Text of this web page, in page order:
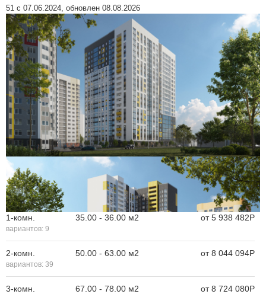
51 с 07.06.2024, обновлен 08.08.2026
1-комн.
вариантов: 9
35.00 - 36.00 м2 от5 938 482Р
2-комн.
вариантов: 39
50.00 - 63.00 м2 от8 044 094Р
3-комн. 67.00 - 78.00 м2 от8 724 080Р